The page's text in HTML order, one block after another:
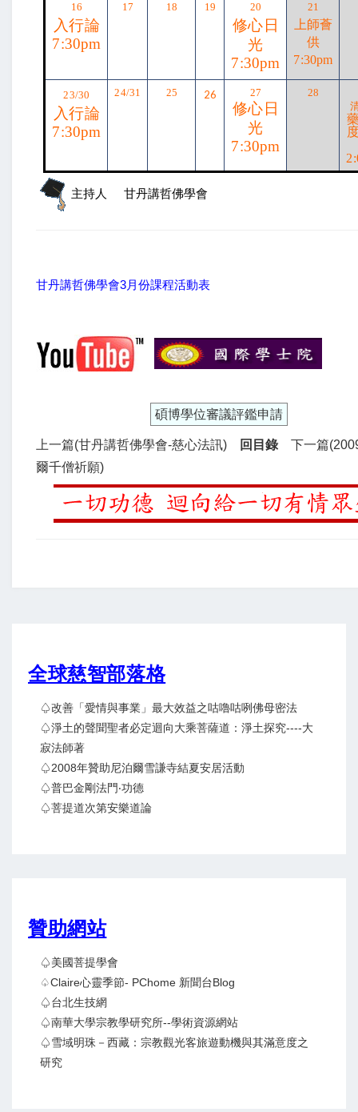
16
入行論
7:30pm
17 18 19 20
修心日
光
7:30pm
21
上師薈
供
7:30pm
23/30
入行論
7:30pm
24/31 25 26 27
修心日
光
7:30pm
28
主持人 甘丹講哲佛學會
甘丹講哲佛學會3月份課程活動表
碩博學位審議評鑑申請
上一篇(甘丹講哲佛學會-慈心法訊) 回目錄
下一篇
爾千僧祈願)
全球慈智部落格
♤改善「愛情與事業」最大效益之咕嚕咕咧佛母密法
♤淨土的聲聞聖者必定迴向大乘菩薩道：淨土探究----大
寂法師著
♤2008年贊助尼泊爾雪謙寺結夏安居活動
♤普巴金剛法門‧功德
♤菩提道次第安樂道論
贊助網站
♤美國菩提學會
♤claire心靈季節- PChome 新聞台Blog
♤台北生技網
♤南華大學宗教學研究所--學術資源網站
♤雪域明珠－西藏：宗教觀光客旅遊動機與其滿意度之
研究